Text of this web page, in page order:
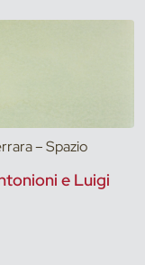
– Spazio
e Luigi